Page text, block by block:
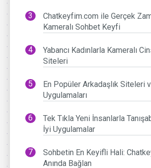
Chatkeyfim.com ile Gerçek
Kameralı Sohbet Keyfi
Yabancı Kadınlarla Kameralı
Siteleri
En Popüler Arkadaşlık Siteleri
Uygulamaları
Tek Tıkla Yeni İnsanlarla
İyi Uygulamalar
Sohbetin En Keyifli Hali:
Anında Bağlan